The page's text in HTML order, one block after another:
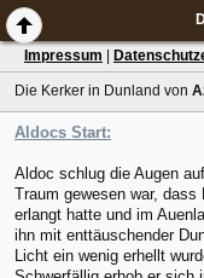
Impressum
Die Kerker in Dunland von
Aldocs Start:
Aldoc schlug die Augen
Traum gewesen war,
erlangt hatte und im
ihn mit enttäuschender
Licht ein wenig erhellt